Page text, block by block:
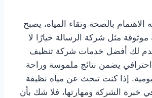
الاهتمام بالصحة ونقاء المياه، يصبح
موثوقة مثل شركة الرسالة خيارًا لا
لك أفضل خدمات شركة تنظيف
يضمن نتائج ملموسة وراحة
إذا كنت تبحث عن مياه نظيفة
خبرة الشركة ومهارتها، فلا شك بأن